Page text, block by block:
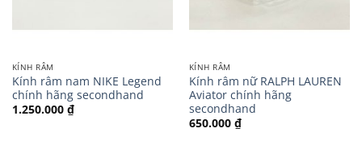
KÍNH RÂM
Kính râm nam NIKE Legend
chính hãng secondhand
1.250.000 ₫
KÍNH RÂM
Kính râm nữ RALPH LAUREN
Aviator chính hãng
secondhand
650.000 ₫